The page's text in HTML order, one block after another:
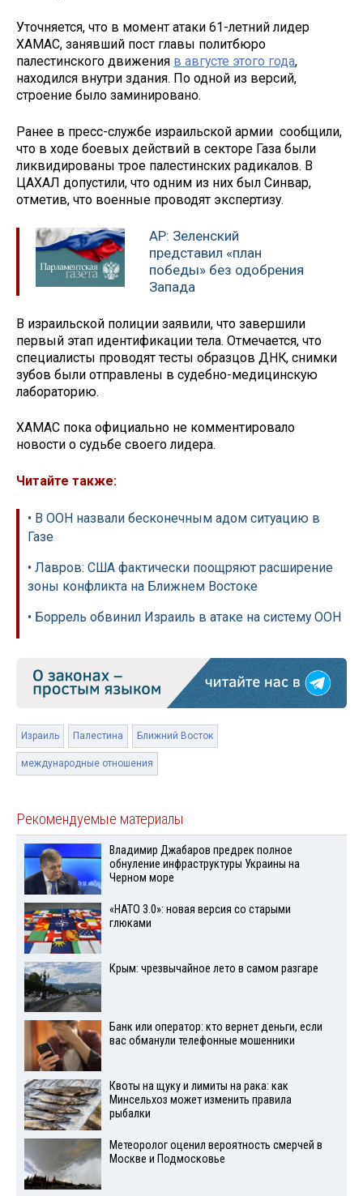
Уточняется, что в момент атаки 61-летний лидер
ХАМАС, занявший пост главы политбюро
палестинского движения в августе этого года,
находился внутри здания. По одной из версий,
строение было заминировано.
Ранее в пресс-службе израильской армии сообщили,
что в ходе боевых действий в секторе Газа были
ликвидированы трое палестинских радикалов. В
ЦАХАЛ допустили, что одним из них был Синвар,
отметив, что военные проводят экспертизу.
AP: Зеленский
представил «план
победы» без одобрения
Запада
В израильской полиции заявили, что завершили
первый этап идентификации тела. Отмечается, что
специалисты проводят тесты образцов ДНК, снимки
зубов были отправлены в судебно-медицинскую
лабораторию.
ХАМАС пока официально не комментировало
новости о судьбе своего лидера.
Читайте также:
• В ООН назвали бесконечным адом ситуацию в
Газе
• Лавров: США фактически поощряют расширение
зоны конфликта на Ближнем Востоке
• Боррель обвинил Израиль в атаке на систему ООН
Израиль Палестина Ближний Восток
международные отношения
Рекомендуемые материалы
Владимир Джабаров предрек полное
обнуление инфраструктуры Украины на
Черном море
«НАТО 3.0»: новая версия со старыми
глюками
Крым: чрезвычайное лето в самом разгаре
Банк или оператор: кто вернет деньги, если
вас обманули телефонные мошенники
Квоты на щуку и лимиты на рака: как
Минсельхоз может изменить правила
рыбалки
Метеоролог оценил вероятность смерчей в
Москве и Подмосковье